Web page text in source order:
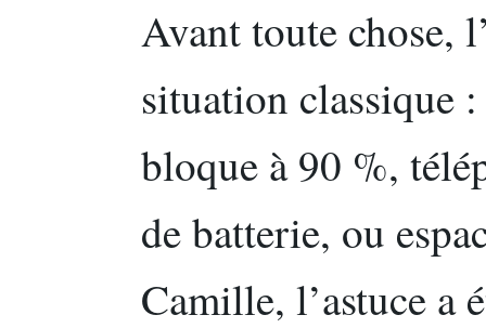
Avant toute chose,
situation classique
bloque à 90 %,
de batterie, ou
Camille, l’astuce a